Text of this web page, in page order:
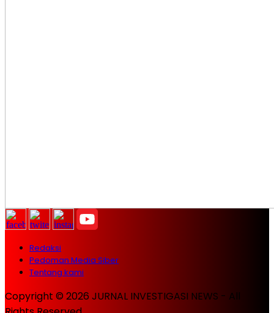
Redaksi
Pedoman Media Siber
Tentang kami
Copyright © 2026 JURNAL INVESTIGASI NEWS - All